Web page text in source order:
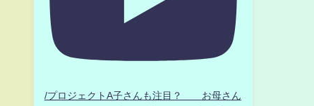
/プロジェクトA子さんも注目？ お母さん